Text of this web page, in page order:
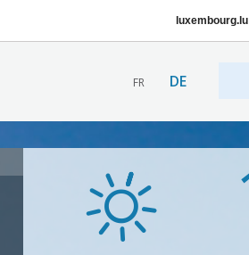
luxembourg.lu
FR DE